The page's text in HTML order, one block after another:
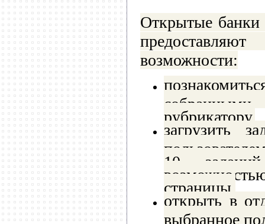
Открытые
возможности:
рубрикатору,
загрузить
10
страницы,
открыть в
выбранное